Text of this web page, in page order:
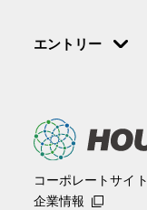
エントリー
コーポレートサイト
企業情報